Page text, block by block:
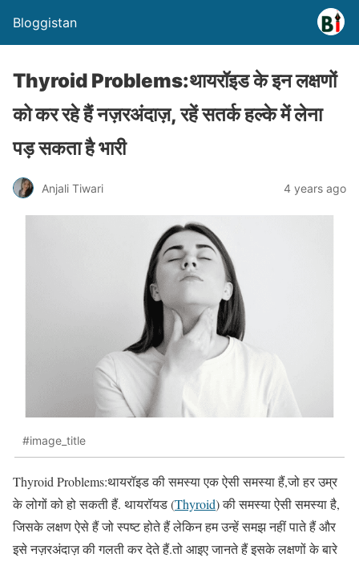
Bloggistan
Thyroid Problems:थायरॉइड के इन लक्षणों
को कर रहे हैं नज़रअंदाज़, रहें सतर्क हल्के में लेना
पड़ सकता है भारी
Anjali Tiwari 4 years ago
#image_title
Thyroid Problems:थायरॉइड की समस्या एक ऐसी समस्या हैं,जो हर उम्र
के लोगों को हो सकती हैं. थायरॉयड (Thyroid) की समस्या ऐसी समस्या है,
जिसके लक्षण ऐसे हैं जो स्पष्ट होते हैं लेकिन हम उन्हें समझ नहीं पाते हैं और
इसे नज़रअंदाज़ की गलती कर देते हैं.तो आइए जानते हैं इसके लक्षणों के बारे